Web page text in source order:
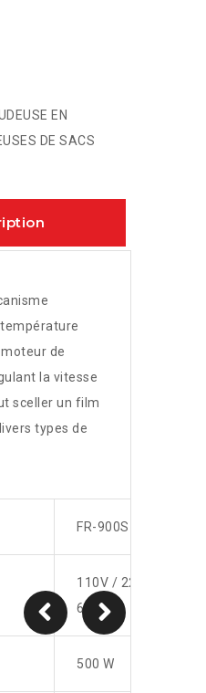
EN
DE SACS
de
la vitesse
sceller un film
types de
FR-900S
110V / 220V 50-
60HZ
500 W